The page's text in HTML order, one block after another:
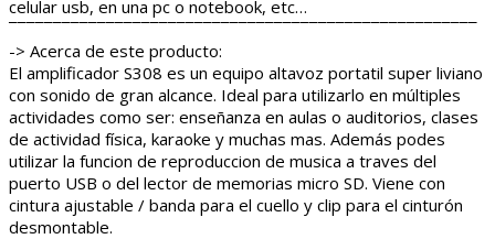
celular usb, en una pc o notebook, etc…
¯¯¯¯¯¯¯¯¯¯¯¯¯¯¯¯¯¯¯¯¯¯¯¯¯¯¯¯¯¯¯¯¯¯¯¯¯¯¯¯¯¯¯¯¯¯¯¯¯¯¯¯¯
-> Acerca de este producto:
El amplificador S308 es un equipo altavoz portatil super liviano
con sonido de gran alcance. Ideal para utilizarlo en múltiples
actividades como ser: enseñanza en aulas o auditorios, clases
de actividad física, karaoke y muchas mas. Además podes
utilizar la funcion de reproduccion de musica a traves del
puerto USB o del lector de memorias micro SD. Viene con
cintura ajustable / banda para el cuello y clip para el cinturón
desmontable.